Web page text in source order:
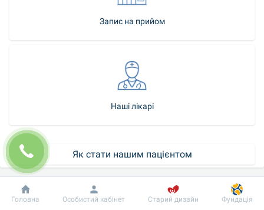
Запис на прийом
Наші лікарі
Як стати нашим пацієнтом
Контакт-центр
Добробут Інформація Пацієнту
Головна Особистий кабінет Старий дизайн Фундація